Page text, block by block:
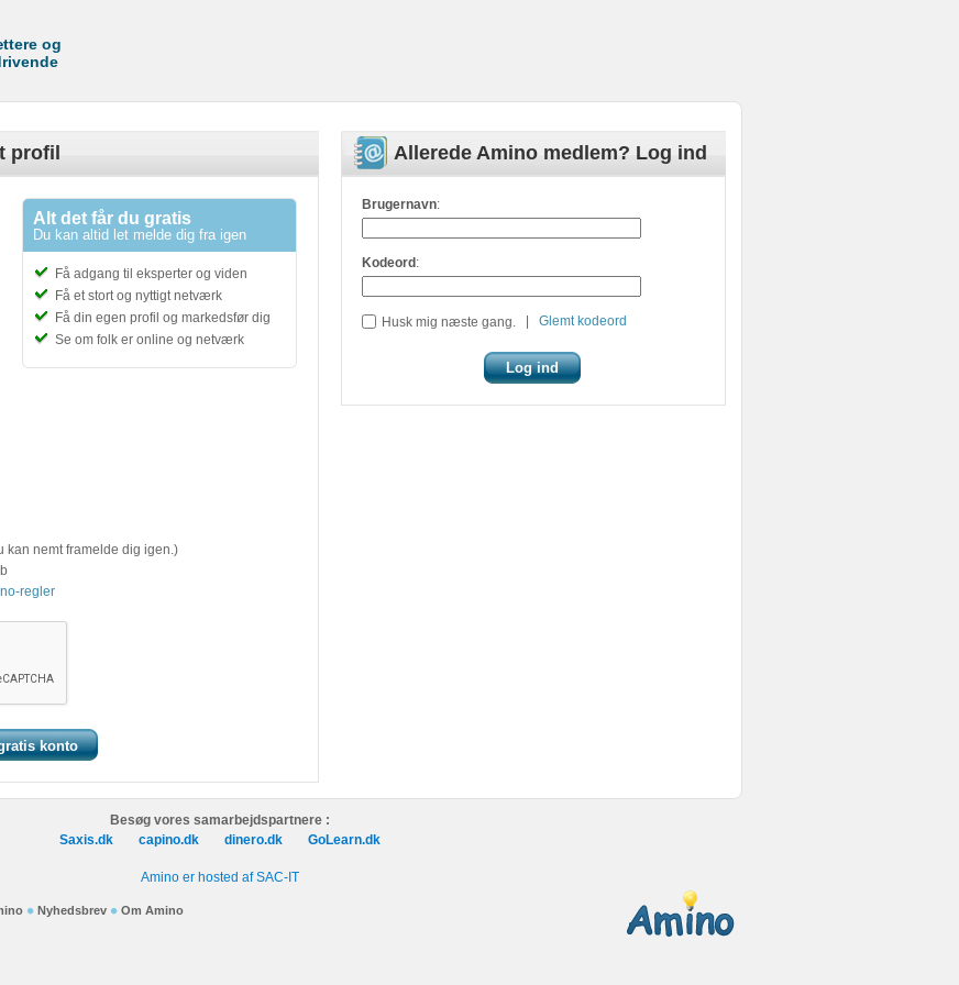
og
Allerede Amino medlem? Log ind
Brugernavn:
Kodeord :
Husk mig næste gang. Glemt kodeord
profil
Alt det får du gratis
Du kan altid let melde dig fra igen
Få adgang til eksperter og viden
Få et stort og nyttigt netværk
Få din egen profil og markedsfør dig
Se om folk er online og netværk
kan nemt framelde dig igen.)
regler
Besøg vores samarbejdspartnere :
Saxis.dk
capino.dk dinero.dk GoLearn.dk
Amino er hosted af SAC-IT
Nyhedsbrev Om Amino